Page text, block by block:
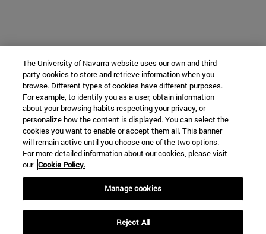
The University of Navarra website uses our own and third-
party cookies to store and retrieve information when you
browse. Different types of cookies have different purposes.
For example, to identify you as a user, obtain information
about your browsing habits respecting your privacy, or
personalize how the content is displayed. You can select the
cookies you want to enable or accept them all. This banner
will remain active until you choose one of the two options.
For more detailed information about our cookies, please visit
our Cookie Policy.
Manage cookies
Reject All